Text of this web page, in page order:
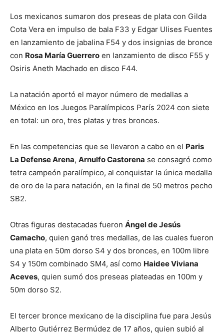
Los mexicanos sumaron dos preseas de plata con Gilda
Cota Vera en impulso de bala F33 y Edgar Ulises Fuentes
en lanzamiento de jabalina F54 y dos insignias de bronce
con Rosa María Guerrero en lanzamiento de disco F55 y
Osiris Aneth Machado en disco F44.
La natación aportó el mayor número de medallas a
México en los Juegos Paralímpicos París 2024 con siete
en total: un oro, tres platas y tres bronces.
En las competencias que se llevaron a cabo en el Paris
La Defense Arena, Arnulfo Castorena se consagró como
tetra campeón paralímpico, al conquistar la única medalla
de oro de la para natación, en la final de 50 metros pecho
SB2.
Otras figuras destacadas fueron Ángel de Jesús
Camacho, quien ganó tres medallas, de las cuales fueron
una plata en 50m dorso S4 y dos bronces, en 100m libre
S4 y 150m combinado SM4, así como Haidee Viviana
Aceves, quien sumó dos preseas plateadas en 100m y
50m dorso S2.
El tercer bronce mexicano de la disciplina fue para Jesús
Alberto Gutiérrez Bermúdez de 17 años, quien subió al